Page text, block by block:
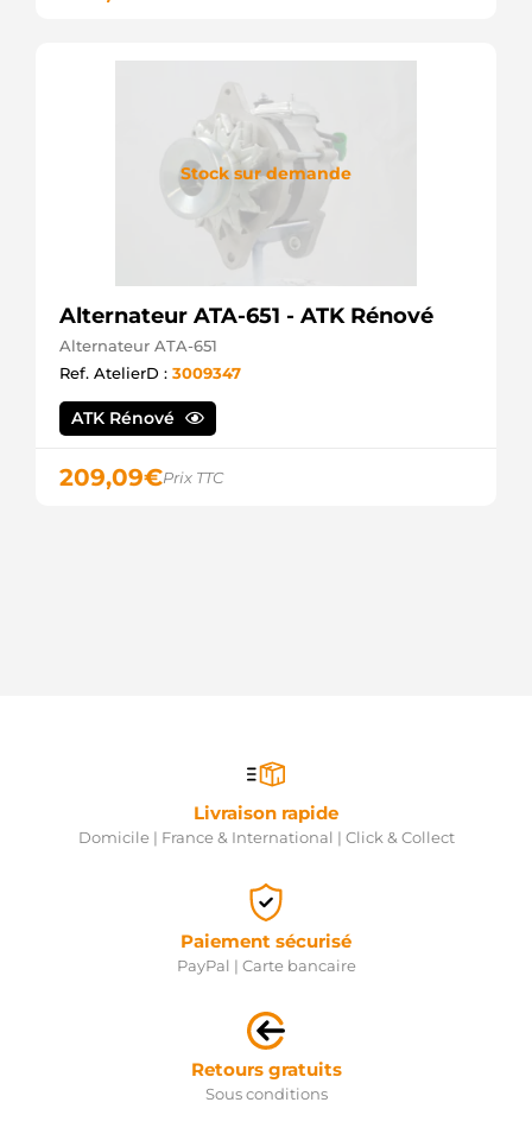
Stock sur demande
Alternateur ATA-651 - ATK Rénové
Alternateur ATA-651
Ref. AtelierD : 3009347
ATK Rénové
209,09€Prix TTC
Livraison rapide
Domicile | France & International | Click & Collect
Paiement sécurisé
PayPal | Carte bancaire
Retours gratuits
Sous conditions